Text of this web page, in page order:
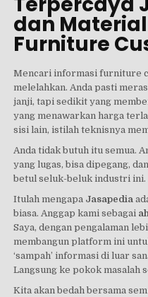
dan
Furniture
Mencari informasi furniture
melelahkan. Anda pasti
janji, tapi sedikit yang
yang menawarkan harga
sisi lain, istilah teknisnya
Anda tidak butuh itu semua.
yang lugas, bisa dipegang,
betul seluk-beluk industri ini.
Itulah mengapa Jasapedia
biasa. Anggap kami sebagai
Saya, dengan pengalaman
membangun platform ini
‘sampah’ informasi di luar
Langsung ke pokok masalah
Kita akan bedah bersama